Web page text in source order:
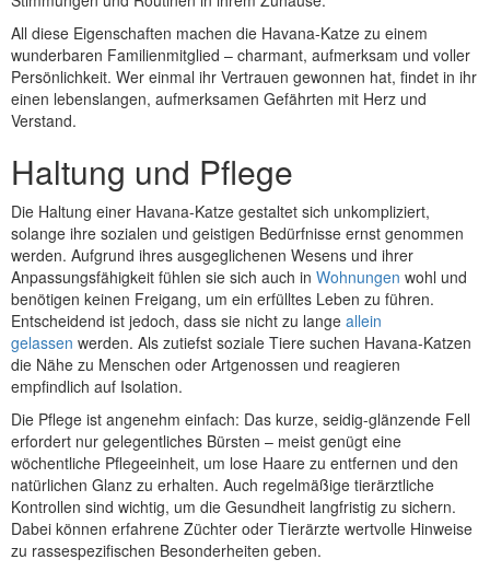
All diese Eigenschaften machen die Havana-Katze zu einem
wunderbaren Familienmitglied – charmant, aufmerksam und voller
Persönlichkeit. Wer einmal ihr Vertrauen gewonnen hat, findet in ihr
einen lebenslangen, aufmerksamen Gefährten mit Herz und
Verstand.
Haltung und Pflege
Die Haltung einer Havana-Katze gestaltet sich unkompliziert,
solange ihre sozialen und geistigen Bedürfnisse ernst genommen
werden. Aufgrund ihres ausgeglichenen Wesens und ihrer
Anpassungsfähigkeit fühlen sie sich auch in Wohnungen wohl und
benötigen keinen Freigang, um ein erfülltes Leben zu führen.
Entscheidend ist jedoch, dass sie nicht zu lange allein
gelassen werden. Als zutiefst soziale Tiere suchen Havana-Katzen
die Nähe zu Menschen oder Artgenossen und reagieren
empfindlich auf Isolation.
Die Pflege ist angenehm einfach: Das kurze, seidig-glänzende Fell
erfordert nur gelegentliches Bürsten – meist genügt eine
wöchentliche Pflegeeinheit, um lose Haare zu entfernen und den
natürlichen Glanz zu erhalten. Auch regelmäßige tierärztliche
Kontrollen sind wichtig, um die Gesundheit langfristig zu sichern.
Dabei können erfahrene Züchter oder Tierärzte wertvolle Hinweise
zu rassespezifischen Besonderheiten geben.